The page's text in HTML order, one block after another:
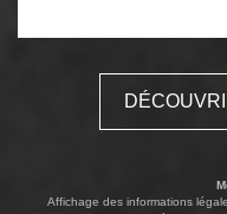
Affichage des informations